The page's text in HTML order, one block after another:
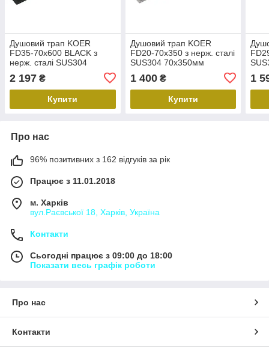
Душовий трап KOER
FD35-70x600 BLACK з
нерж. сталі SUS304
70x600мм (Колір чорний)
(KR3272)
2 197 ₴
Купити
Душовий трап KOER
FD20-70x350 з нерж. сталі
SUS304 70x350мм
1 400₴
Купити
1
Про нас
96% позитивних з 162 відгуків за рік
Працює з 11.01.2018
м. Харків
вул.Раєвської 18, Харків, Україна
Контакти
Сьогодні працює з 09:00 до 18:00
Показати весь графік роботи
Про нас
Контакти